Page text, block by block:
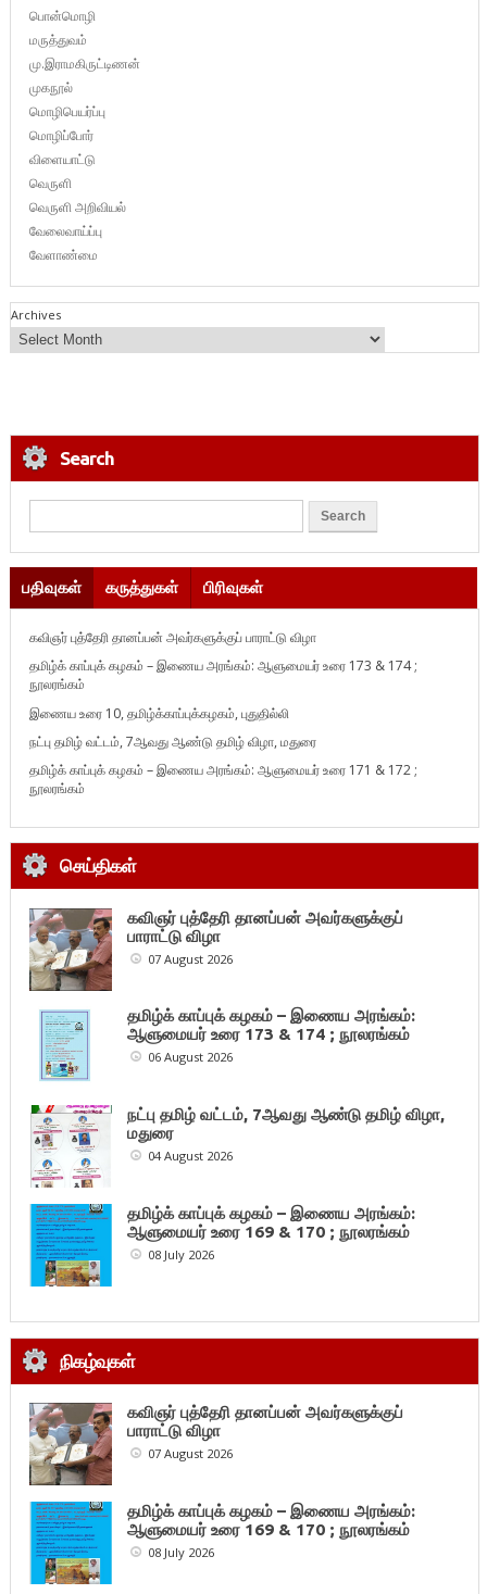
பொன்மொழி
மருத்துவம்
மு.இராமகிருட்டிணன்
முகநூல்
மொழிபெயர்ப்பு
மொழிப்போர்
விளையாட்டு
வெருளி
வெருளி அறிவியல்
வேலைவாய்ப்பு
வேளாண்மை
Archives
Search
பதிவுகள் கருத்துகள் பிரிவுகள்
கவிஞர் புத்தேரி தானப்பன் அவர்களுக்குப் பாராட்டு விழா
தமிழ்க் காப்புக் கழகம் – இணைய அரங்கம்: ஆளுமையர் உரை 173 & 174 ;
நூலரங்கம்
இணைய உரை 10, தமிழ்க்காப்புக்கழகம், புதுதில்லி
நட்பு தமிழ் வட்டம், 7ஆவது ஆண்டு தமிழ் விழா, மதுரை
தமிழ்க் காப்புக் கழகம் – இணைய அரங்கம்: ஆளுமையர் உரை 171 & 172 ;
நூலரங்கம்
செய்திகள்
கவிஞர் புத்தேரி தானப்பன் அவர்களுக்குப்
பாராட்டு விழா
07 August 2026
தமிழ்க் காப்புக் கழகம் – இணைய அரங்கம்:
ஆளுமையர் உரை 173 & 174 ; நூலரங்கம்
06 August 2026
நட்பு தமிழ் வட்டம், 7ஆவது ஆண்டு தமிழ் விழா,
மதுரை
04 August 2026
தமிழ்க் காப்புக் கழகம் – இணைய அரங்கம்:
ஆளுமையர் உரை 169 & 170 ; நூலரங்கம்
08 July 2026
நிகழ்வுகள்
கவிஞர் புத்தேரி தானப்பன் அவர்களுக்குப்
பாராட்டு விழா
07 August 2026
தமிழ்க் காப்புக் கழகம் – இணைய அரங்கம்:
ஆளுமையர் உரை 169 & 170 ; நூலரங்கம்
08 July 2026